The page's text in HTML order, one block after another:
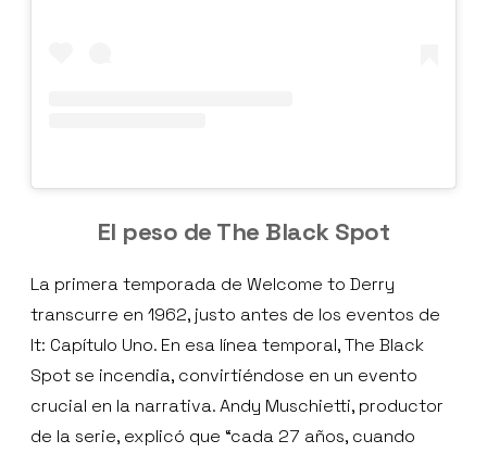
El peso de The Black Spot
La primera temporada de Welcome to Derry
transcurre en 1962, justo antes de los eventos de
It: Capítulo Uno. En esa línea temporal, The Black
Spot se incendia, convirtiéndose en un evento
crucial en la narrativa. Andy Muschietti, productor
de la serie, explicó que “cada 27 años, cuando